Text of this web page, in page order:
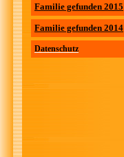
Familie gefunden 2015
Familie gefunden 2014
Datenschutz